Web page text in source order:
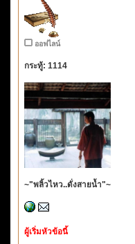
ออฟไลน์
กระทู้: 1114
~"พลิ้วไหว..ดั่งสายน้ำ"~
ผู้เริ่มหัวข้อนี้